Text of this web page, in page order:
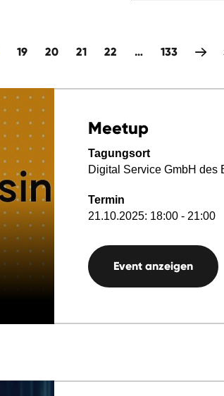
19 20 21 22 … 133
Meetup
Tagungsort
Digital Service GmbH des
Termin
21.10.2025: 18:00 - 21:00
Event anzeigen